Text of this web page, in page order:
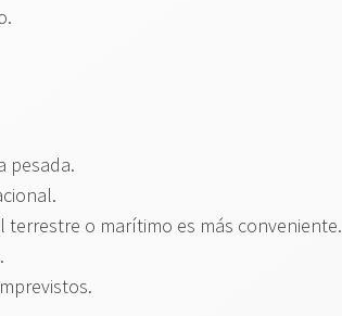
pesada.
terrestre o marítimo es más conveniente.